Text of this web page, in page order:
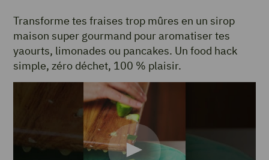
Transforme tes fraises trop mûres en un sirop
maison super gourmand pour aromatiser tes
yaourts, limonades ou pancakes. Un food hack
simple, zéro déchet, 100 % plaisir.